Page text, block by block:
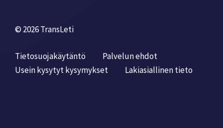
© 2026 TransLeti
Tietosuojakäytäntö
Palvelun ehdot
Usein kysytyt kysymykset
Laki­asiallinen tieto